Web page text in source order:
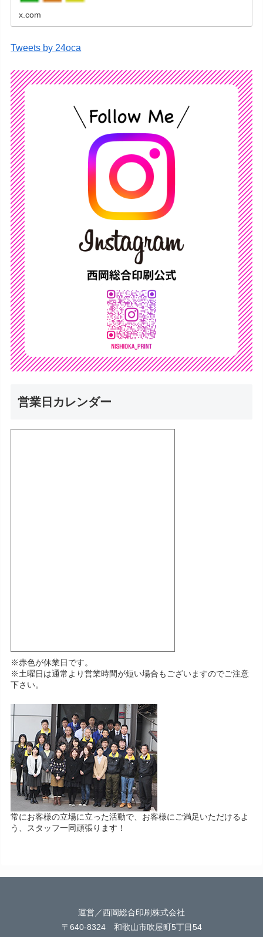
x.com
Tweets by 24oca
営業日カレンダー
※赤色が休業日です。
※土曜日は通常より営業時間が短い場合もございますのでご注意
下さい。
常にお客様の立場に立った活動で、お客様にご満足いただけるよ
う、スタッフ一同頑張ります！
運営／西岡総合印刷株式会社
〒640-8324 和歌山市吹屋町5丁目54